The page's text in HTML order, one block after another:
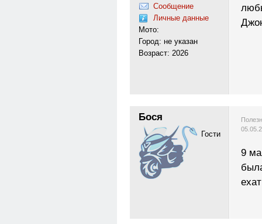
Сообщение
Личные данные
Мото:
Город: не указан
Возраст: 2026
Бося
Гости
9